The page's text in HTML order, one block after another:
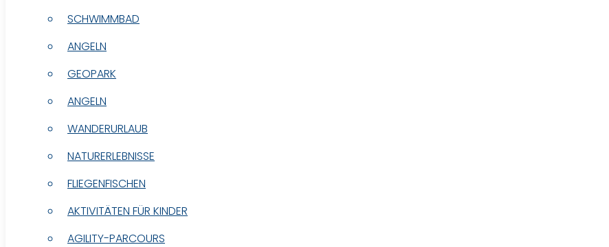
SCHWIMMBAD
ANGELN
GEOPARK
ANGELN
WANDERURLAUB
NATURERLEBNISSE
FLIEGENFISCHEN
AKTIVITÄTEN FÜR KINDER
AGILITY-PARCOURS
SCHWIMMBAD
ANGELN
GEOPARK
ANGELN
WANDERURLAUB
NATURERLEBNISSE
FLIEGENFISCHEN
AKTIVITÄTEN FÜR KINDER
AGILITY-PARCOURS